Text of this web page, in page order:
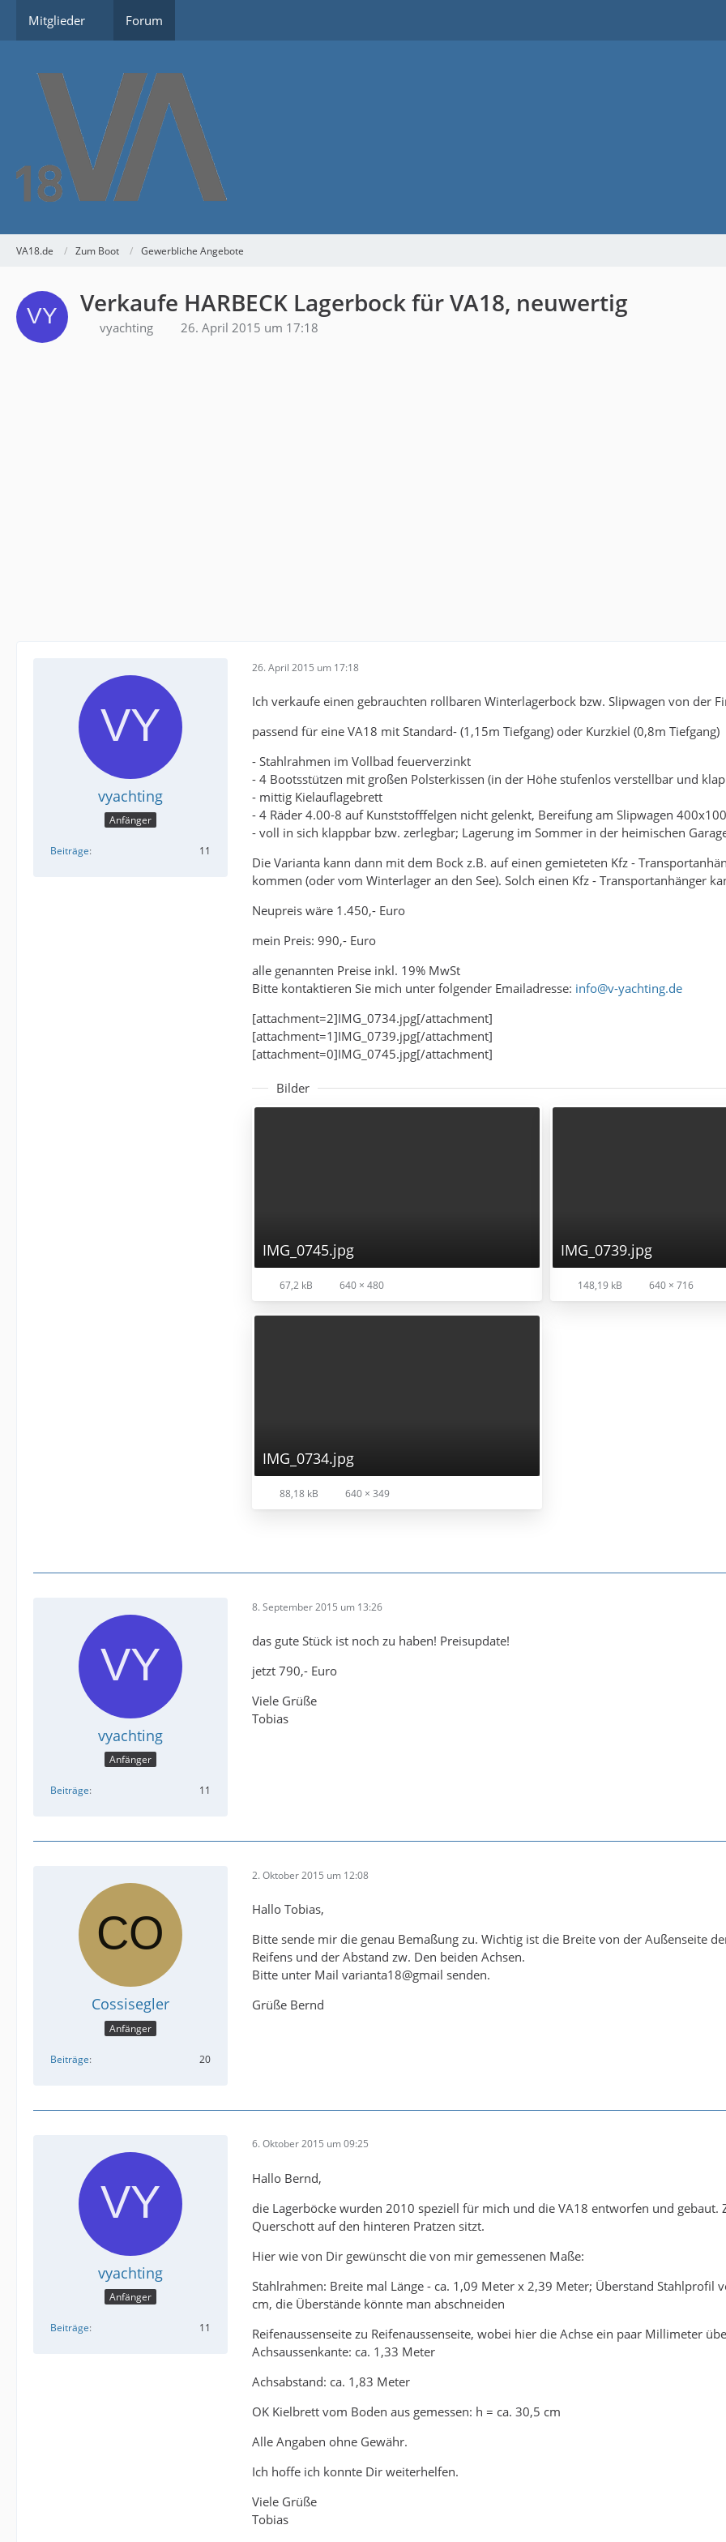
Mitglieder Forum
VA18.de Zum Boot Gewerbliche Angebote
Verkaufe HARBECK Lagerbock für VA18, neuwertig
vyachting 26. April 2015 um 17:18
vyachting
Anfänger
Beiträge 11
26. April 2015 um 17:18
Ich verkaufe einen gebrauchten rollbaren Winterlagerbock bzw. Slipwagen von der
passend für eine VA18 mit Standard- (1,15m Tiefgang) oder Kurzkiel (0,8m Tiefgang)
- Stahlrahmen im Vollbad feuerverzinkt
- 4 Bootsstützen mit großen Polsterkissen (in der Höhe stufenlos verstellbar und
- mittig Kielauflagebrett
- 4 Räder 4.00-8 auf Kunststofffelgen nicht gelenkt, Bereifung am Slipwagen
- voll in sich klappbar bzw. zerlegbar; Lagerung im Sommer in der heimischen
Die Varianta kann dann mit dem Bock z.B. auf einen gemieteten Kfz -
kommen (oder vom Winterlager an den See). Solch einen Kfz - Transportanhänger
Neupreis wäre 1.450,- Euro
mein Preis: 990,- Euro
alle genannten Preise inkl. 19% MwSt
Bitte kontaktieren Sie mich unter folgender Emailadresse: info@v-yachting.de
[attachment=2]IMG_0734.jpg[/attachment]
[attachment=1]IMG_0739.jpg[/attachment]
[attachment=0]IMG_0745.jpg[/attachment]
Bilder
IMG_0745.jpg
67,2 kB 640 × 480
IMG_0739.jpg
148,19 kB 640 × 716
IMG_0734.jpg
88,18 kB 640 × 349
vyachting
Anfänger
Beiträge 11
8. September 2015 um 13:26
das gute Stück ist noch zu haben! Preisupdate!
jetzt 790,- Euro
Viele Grüße
Tobias
Cossisegler
Anfänger
Beiträge 20
2. Oktober 2015 um 12:08
Hallo Tobias,
Bitte sende mir die genau Bemaßung zu. Wichtig ist die Breite von der Außenseite
Reifens und der Abstand zw. Den beiden Achsen.
Bitte unter Mail varianta18@gmail senden.
Grüße Bernd
vyachting
Anfänger
Beiträge 11
6. Oktober 2015 um 09:25
Hallo Bernd,
die Lagerböcke wurden 2010 speziell für mich und die VA18 entworfen und
Querschott auf den hinteren Pratzen sitzt.
Hier wie von Dir gewünscht die von mir gemessenen Maße:
Stahlrahmen: Breite mal Länge - ca. 1,09 Meter x 2,39 Meter; Überstand Stahlprofil
cm, die Überstände könnte man abschneiden
Reifenaussenseite zu Reifenaussenseite, wobei hier die Achse ein paar Millimeter
Achsaussenkante: ca. 1,33 Meter
Achsabstand: ca. 1,83 Meter
OK Kielbrett vom Boden aus gemessen: h = ca. 30,5 cm
Alle Angaben ohne Gewähr.
Ich hoffe ich konnte Dir weiterhelfen.
Viele Grüße
Tobias